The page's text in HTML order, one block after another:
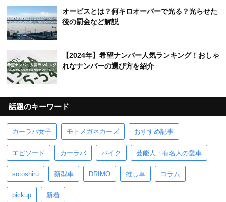
オービスとは？何キロオーバーで光る？光らせた
後の罰金など解説
【2024年】希望ナンバー人気ランキング！おしゃ
れなナンバーの選び方を紹介
話題のキーワード
カーラバ女子 モトメガネカーズ おすすめ記事
エピソード カーラバ バイク 芸能人・有名人の愛車
sotoshiru 新型車 DRIMO 推し車 コラム
pickup 新着